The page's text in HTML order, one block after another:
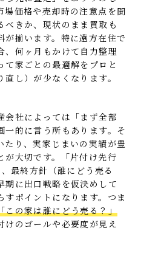
場価格や売却時の注意点を聞
べきか、現状のまま買取も
揃います。特に遠方在住で
、何ヶ月もかけて自力整理
て家ごとの最適解をプロと
し）が少なくなります。
会社によっては「まず全部
一的に言う所もあります。そ
たり、実家じまいの実績が豊
が大切です。「片付け先行
最終方針（誰にどう売る
期に出口戦略を仮決めして
ポイントになります。つま
この家は誰にどう売る？」
けのゴールや必要度が見え